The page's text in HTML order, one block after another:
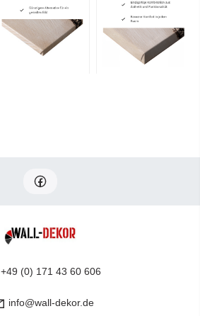
+49 (0) 171 43 60 606
info@wall-dekor.de